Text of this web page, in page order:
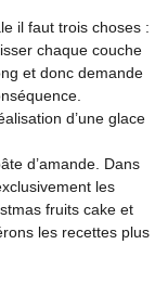
il faut trois choses :
chaque couche
et donc demande
d’une glace
d’amande. Dans
les
fruits cake et
les recettes plus